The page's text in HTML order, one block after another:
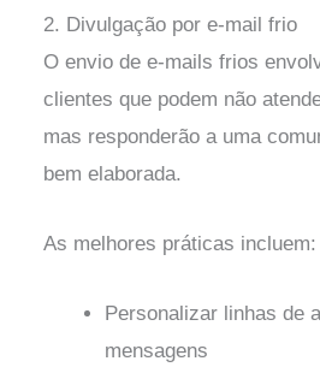
2. Divulgação por e-mail frio
O envio de e-mails frios
clientes que podem não
mas responderão a uma
bem elaborada.
As melhores práticas incluem:
Personalizar linhas de
mensagens